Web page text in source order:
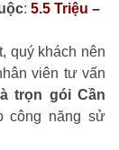
: 5.5 Triệu –
quý khách nên
viên tư vấn
trọn gói Cần
công năng sử